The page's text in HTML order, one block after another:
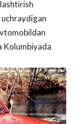
Kolumbiyada